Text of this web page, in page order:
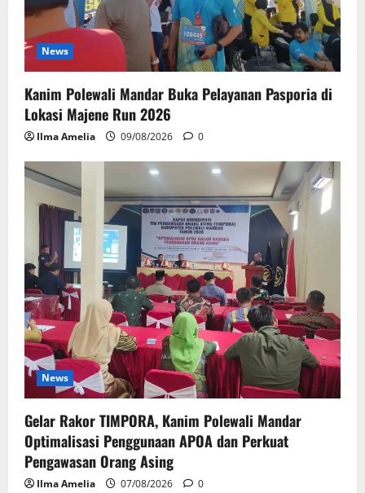
News
Kanim Polewali Mandar Buka Pelayanan Pasporia di
Lokasi Majene Run 2026
Ilma Amelia 09/08/2026 0
News
Gelar Rakor TIMPORA, Kanim Polewali Mandar
Optimalisasi Penggunaan APOA dan Perkuat
Pengawasan Orang Asing
Ilma Amelia 07/08/2026 0